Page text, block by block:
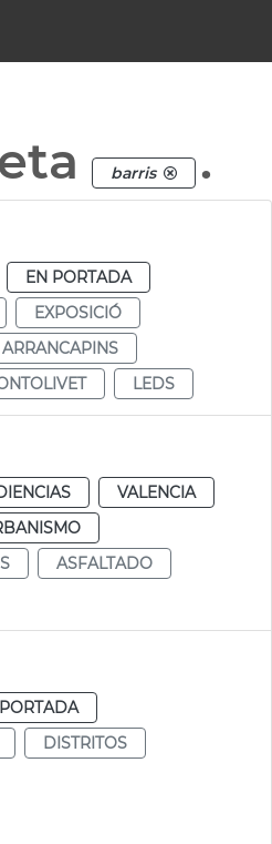
barris .
EN PORTADA
EXPOSICIÓ
ARRANCAPINS
LEDS
VALENCIA
ASFALTADO
DISTRITOS